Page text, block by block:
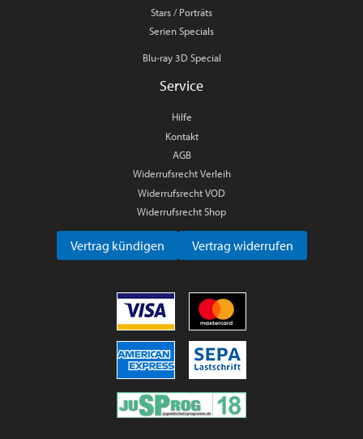
Stars / Porträts
Serien Specials
Blu-ray 3D Special
Service
Hilfe
Kontakt
AGB
Widerrufsrecht Verleih
Widerrufsrecht VOD
Widerrufsrecht Shop
Vertrag kündigen Vertrag widerrufen